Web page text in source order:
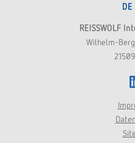
DE
REISSWOLF
Wilhelm-